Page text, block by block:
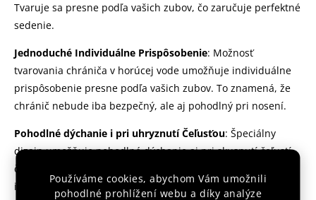
Používáme cookies, abychom Vám umožnili
pohodlné prohlížení webu a díky analýze
Tvaruje sa presne podľa vašich zubov, čo zaručuje perfektné
sedenie.
Jednoduché Individuálne Prispôsobenie: Možnosť
tvarovania chrániča v horúcej vode umožňuje individuálne
prispôsobenie presne podľa vašich zubov. To znamená, že
chránič nebude iba bezpečný, ale aj pohodlný pri nosení.
Pohodlné dýchanie i pri uhryznutí Čeľusťou: Špeciálny
dizajn umožňuje pohodlné dýchanie aj pri skusnutí čeľustí,
čo je kľúčové pri športových aktivitách, ktoré vyžadujú
intenzívny pohyb.